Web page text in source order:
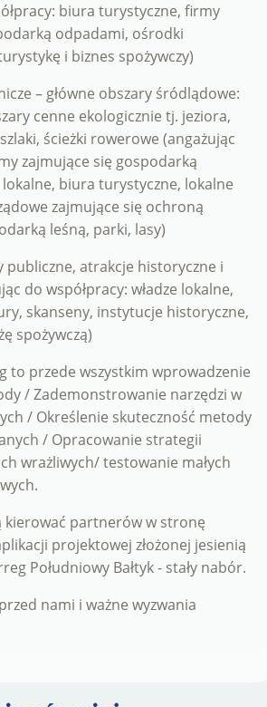
biura turystyczne, firmy
odpadami, ośrodki
i biznes spożywczy)
– główne obszary śródlądowe:
cenne ekologicznie tj. jeziora,
ścieżki rowerowe (angażując
zajmujące się gospodarką
lokalne, biura turystyczne, lokalne
zajmujące się ochroną
leśną, parki, lasy)
publiczne, atrakcje historyczne i
do współpracy: władze lokalne,
skanseny, instytucje historyczne,
spożywczą)
to przede wszystkim wprowadzenie
/ Zademonstrowanie narzędzi w
/ Określenie skuteczność metody
/ Opracowanie strategii
wrażliwych/ testowanie małych
kierować partnerów w stronę
projektowej złożonej jesienią
Południowy Bałtyk - stały nabór.
nami i ważne wyzwania